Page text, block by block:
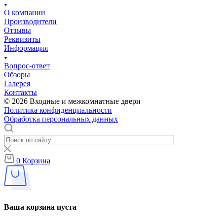
О компании
Производители
Отзывы
Реквизиты
Информация
Вопрос-ответ
Обзоры
Галерея
Контакты
© 2026 Входные и межкомнатные двери
Политика конфиденциальности
Обработка персональных данных
0 Корзина
Ваша корзина пуста